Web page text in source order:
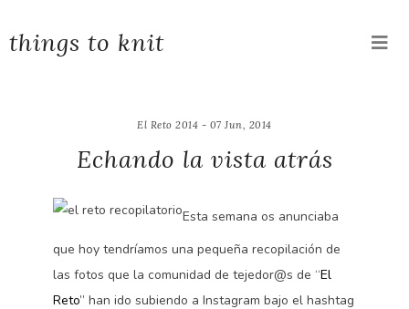
things to knit
El Reto 2014 - 07 Jun, 2014
Echando la vista atrás
Esta semana os anunciaba
que hoy tendríamos una pequeña recopilación de
las fotos que la comunidad de tejedor@s de “El
Reto” han ido subiendo a Instagram bajo el hashtag